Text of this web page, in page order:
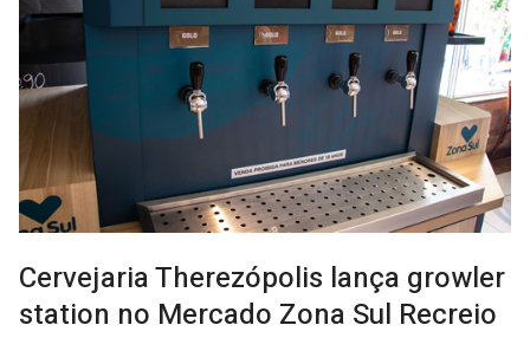
Cervejaria Therezópolis lança growler
station no Mercado Zona Sul Recreio